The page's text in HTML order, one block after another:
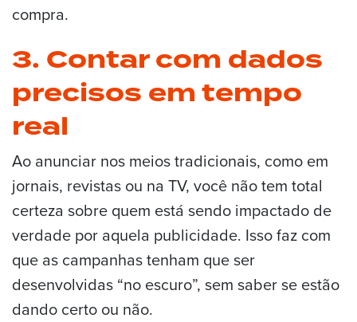
compra.
3. Contar com dados
precisos em tempo
real
Ao anunciar nos meios tradicionais, como em
jornais, revistas ou na TV, você não tem total
certeza sobre quem está sendo impactado de
verdade por aquela publicidade. Isso faz com
que as campanhas tenham que ser
desenvolvidas “no escuro”, sem saber se estão
dando certo ou não.